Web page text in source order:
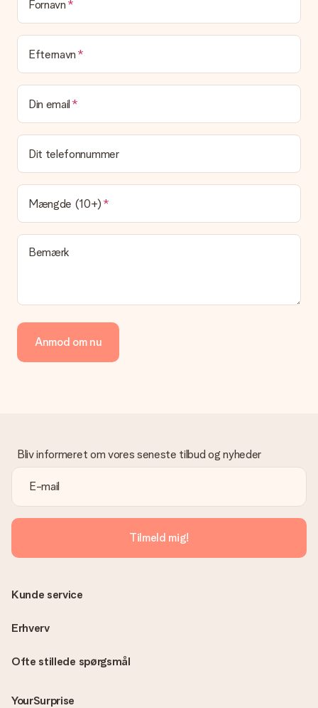
Leveringstid, leveringsmuligheder og
leveringsomkostninger
Kan jeg vælge en leveringsdato?
Det er ikke muligt at vælge en bestemt leveringsdato.
Hvad er leveringstiden, og hvornår modtager jeg min
gave?
Leveringstiden findes på gavens produktside. Du kan stole på,
at vores postfirma leverer din gave på denne dag.
Hvilke leveringsmuligheder kan jeg vælge?
I øjeblikket er det ikke (endnu) muligt at vælge en
leveringsindstilling. Den gave, du vil bestille, sendes enten som
en pakke eller som postkasse levering. Vil du gerne vide
hvilken måde din ordre sendes på? Kontakt venligst vores
Vi tilbyder følgende betalingsmetoder: Dankort, Paypal,
kreditkort, faktura via Klarna eller bankoverførsel. I tilfælde af
manuel betaling overførsel, skal du tage højde for en ekstra 3
venligst vores kundeservice, de hjælper gerne med at finde en
passende løsning.
Er fakturaen sendt sammen med ordren?
Ingen faktura sendes med din ordre. Du modtager altid
fakturaen i bekræftelsesemailen, og du kan altid finde den i din
MySurprise-konto. Det betyder at du kan få gaven leveret
direkte til modtageren, hvilket gør det til en sand
overraskelse!
Fornavn
Efternavn
Din email
Dit telefonnummer
Mængde (10+)
Bemærk
Anmod om nu
Bliv informeret om vores seneste tilbud og nyheder
Tilmeld mig!
Ofte stillede spørgsmål
YourSurprise
Kunde service
Erhverv